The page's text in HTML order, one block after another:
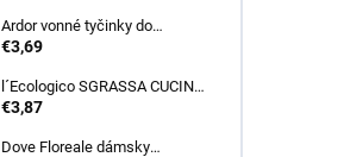
Ardor vonné tyčinky do
vysávačov 5kx Mix
€3,69
l´Ecologico SGRASSA CUCINA
ekologický prípravok na
€3,87
Dove Floreale dámsky